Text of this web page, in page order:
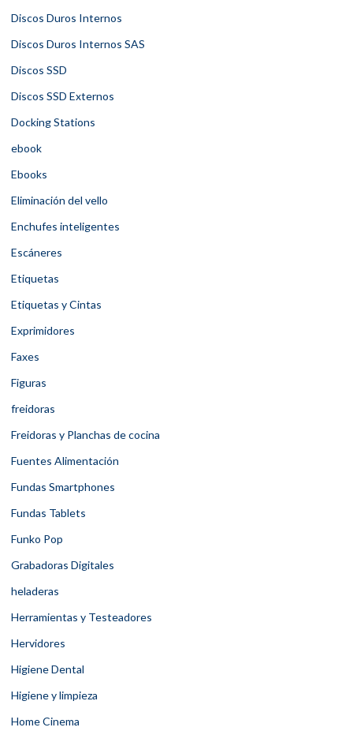
Discos Duros Internos
Discos Duros Internos SAS
Discos SSD
Discos SSD Externos
Docking Stations
ebook
Ebooks
Eliminación del vello
Enchufes inteligentes
Escáneres
Etiquetas
Etiquetas y Cintas
Exprimidores
Faxes
Figuras
freidoras
Freidoras y Planchas de cocina
Fuentes Alimentación
Fundas Smartphones
Fundas Tablets
Funko Pop
Grabadoras Digitales
heladeras
Herramientas y Testeadores
Hervidores
Higiene Dental
Higiene y limpieza
Home Cinema